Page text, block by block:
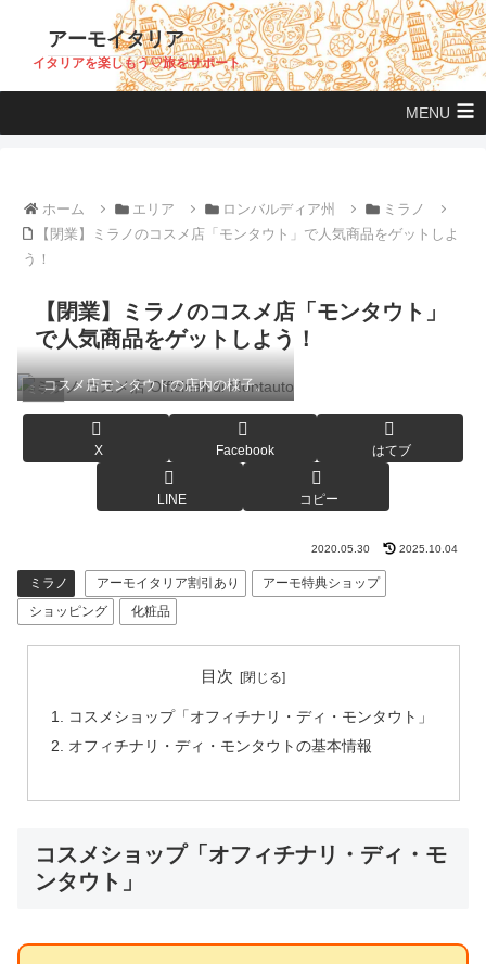
アーモイタリア
イタリアを楽しもう♡旅をサポート
MENU
ホーム エリア ロンバルディア州
ミラノ
【閉業】ミラノのコスメ店「モンタウト」で人気商品をゲットしよ
う！
【閉業】ミラノのコスメ店「モンタウト」
で人気商品をゲットしよう！
ミラノコスメ店モンタウトの店内の様子。
X Facebook はてブ
LINE コピー
2020.05.30 2025.10.04
ミラノ アーモイタリア割引あり
アーモ特典ショップ
ショッピング
化粧品
目次
コスメショップ「オフィチナリ・ディ・モンタウト」
オフィチナリ・ディ・モンタウトの基本情報
コスメショップ「オフィチナリ・ディ・モ
ンタウト」